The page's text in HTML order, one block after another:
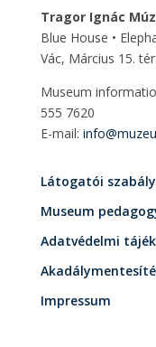
Tragor Ignác
Blue House •
Vác, Március 15.
Museum
555 7620
E-mail:
Látogatói
Museum
Adatvédelmi
Impressum